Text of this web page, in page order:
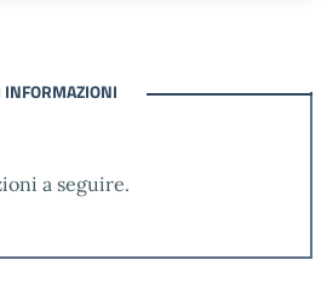
INFORMAZIONI
a seguire.